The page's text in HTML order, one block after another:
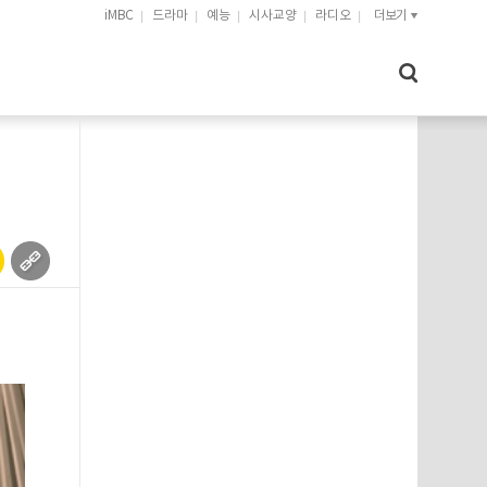
iMBC 드라마 예능 시사교양 라디오 더보기